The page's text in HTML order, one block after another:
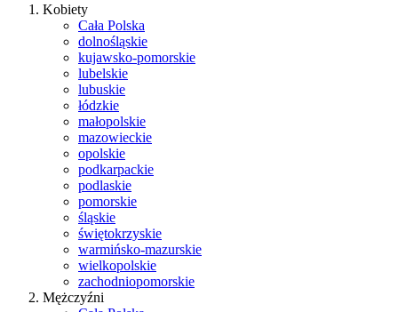
Kobiety
Cała Polska
dolnośląskie
kujawsko-pomorskie
lubelskie
lubuskie
łódzkie
małopolskie
mazowieckie
opolskie
podkarpackie
podlaskie
pomorskie
śląskie
świętokrzyskie
warmińsko-mazurskie
wielkopolskie
zachodniopomorskie
Mężczyźni